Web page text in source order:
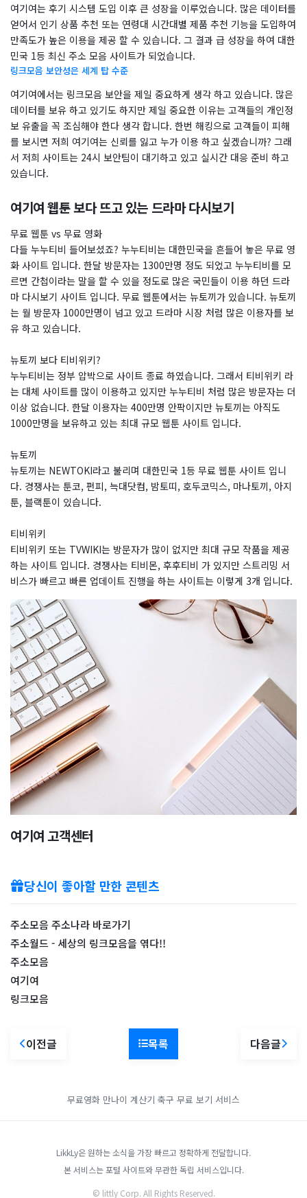
​여기여는 후기 시스템 도입 이후 큰 성장을 이루었습니다. 많은 데이터를
얻어서 인기 상품 추천 또는 연령대 시간대별 제품 추천 기능을 도입하여
만족도가 높은 이용을 제공 할 수 있습니다. 그 결과 급 성장을 하여 대한
민국 1등 최신 주소 모음 사이트가 되었습니다.
링크모음 보안성은 세계 탑 수준
여기여에서는 링크모음 보안을 제일 중요하게 생각 하고 있습니다. 많은
데이터를 보유 하고 있기도 하지만 제일 중요한 이유는 고객들의 개인정
보 유출을 꼭 조심해야 한다 생각 합니다. 한번 해킹으로 고객들이 피해
를 보시면 저희 여기여는 신뢰를 잃고 누가 이용 하고 싶겠습니까? 그래
서 저희 사이트는 24시 보안팀이 대기하고 있고 실시간 대응 준비 하고
있습니다.
여기여 웹툰 보다 뜨고 있는 드라마 다시보기
무료 웹툰 vs 무료 영화
다들 누누티비 들어보셨죠? 누누티비는 대한민국을 흔들어 놓은 무료 영
화 사이트 입니다. 한달 방문자는 1300만명 정도 되었고 누누티비를 모
르면 간첩이라는 말을 할 수 있을 정도로 많은 국민들이 이용 하던 드라
마 다시보기 사이트 입니다. 무료 웹툰에서는 뉴토끼가 있습니다. 뉴토끼
는 월 방문자 1000만명이 넘고 있고 드라마 시장 처럼 많은 이용자를 보
유 하고 있습니다.
뉴토끼 보다 티비위키?
​누누티비는 정부 압박으로 사이트 종료 하였습니다. 그래서 티비위키 라
는 대체 사이트를 많이 이용하고 있지만 누누티비 처럼 많은 방문자는 더
이상 없습니다. 한달 이용자는 400만명 안팍이지만 뉴토끼는 아직도
1000만명을 보유하고 있는 최대 규모 웹툰 사이트 입니다.
뉴토끼
뉴토끼는 NEWTOKI라고 불리며 대한민국 1등 무료 웹툰 사이트 입니
다. 경쟁사는 툰코, 펀피, 늑대닷컴, 밤토띠, 호두코믹스, 마나토끼, 아지
툰, 블랙툰이 있습니다.
티비위키
티비위키 또는 TVWIKI는 방문자가 많이 없지만 최대 규모 작품을 제공
하는 사이트 입니다. 경쟁사는 티비몬, 후후티비 가 있지만 스트리밍 서
비스가 빠르고 빠른 업데이트 진행을 하는 사이트는 이렇게 3개 입니다.
여기여 고객센터
당신이 좋아할 만한 콘텐츠
주소모음 주소나라 바로가기
주소월드 - 세상의 링크모음을 엮다!!
주소모음
여기여
링크모음
이전글 목록 다음글
무료영화 만나이 계산기 축구 무료 보기 서비스
LikkLy은 원하는 소식을 가장 빠르고 정확하게 전달합니다.
본 서비스는 포털 사이트와 무관한 독립 서비스입니다.
© littly Corp. All Rights Reserved.